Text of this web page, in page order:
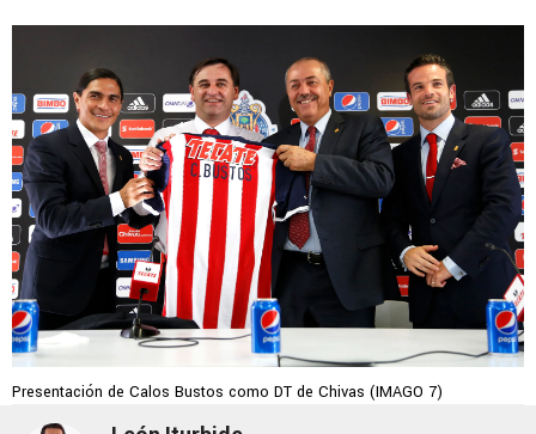
Presentación de Calos Bustos como DT de Chivas (IMAGO 7)